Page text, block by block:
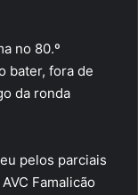
no 80.º
bater, fora de
da ronda
pelos parciais
Famalicão